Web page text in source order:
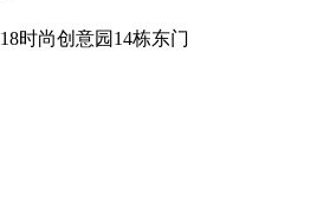
时尚创意园14栋东门